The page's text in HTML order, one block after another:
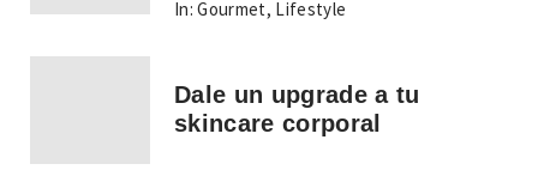
In: Gourmet, Lifestyle
Dale un upgrade a tu
skincare corporal